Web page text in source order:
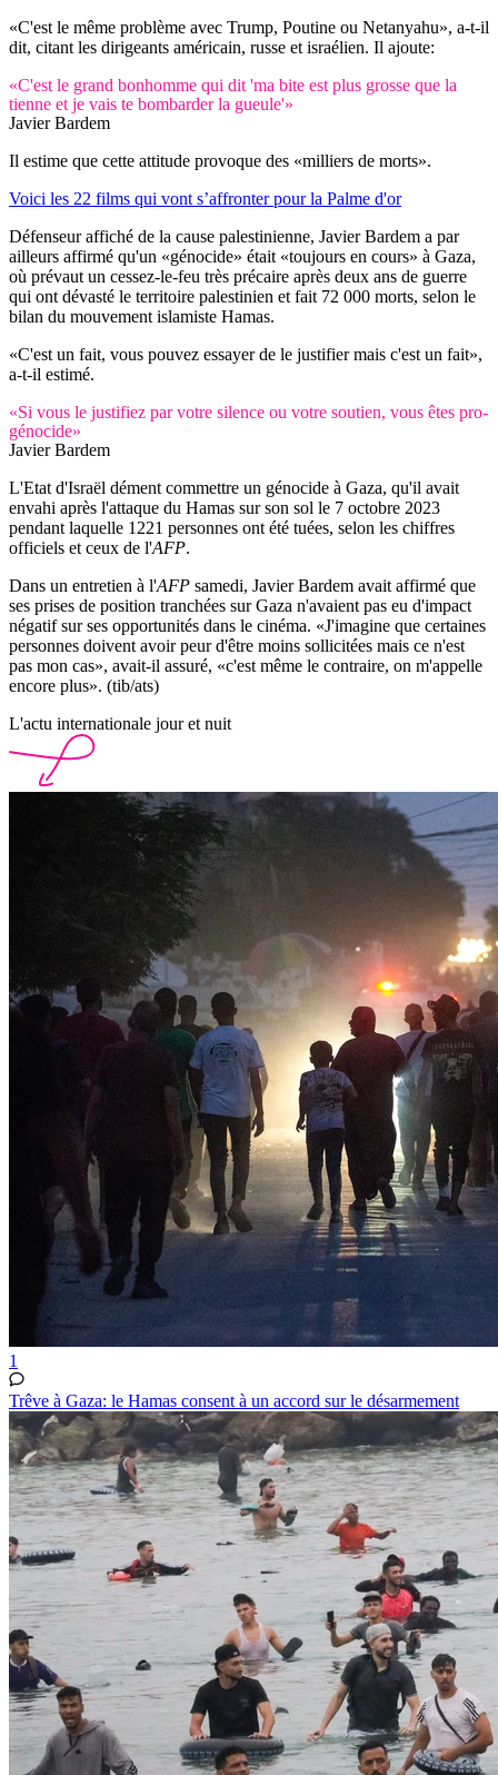
«C'est le même problème avec Trump, Poutine ou Netanyahu», a-t-il
dit, citant les dirigeants américain, russe et israélien. Il ajoute:
«C'est le grand bonhomme qui dit 'ma bite est plus grosse que la
tienne et je vais te bombarder la gueule'»
Javier Bardem
Il estime que cette attitude provoque des «milliers de morts».
Voici les 22 films qui vont s’affronter pour la Palme d'or
Défenseur affiché de la cause palestinienne, Javier Bardem a par
ailleurs affirmé qu'un «génocide» était «toujours en cours» à Gaza,
où prévaut un cessez-le-feu très précaire après deux ans de guerre
qui ont dévasté le territoire palestinien et fait 72 000 morts, selon le
bilan du mouvement islamiste Hamas.
«C'est un fait, vous pouvez essayer de le justifier mais c'est un fait»,
a-t-il estimé.
«Si vous le justifiez par votre silence ou votre soutien, vous êtes pro-
génocide»
Javier Bardem
L'Etat d'Israël dément commettre un génocide à Gaza, qu'il avait
envahi après l'attaque du Hamas sur son sol le 7 octobre 2023
pendant laquelle 1221 personnes ont été tuées, selon les chiffres
officiels et ceux de l'AFP.
Dans un entretien à l'AFP samedi, Javier Bardem avait affirmé que
ses prises de position tranchées sur Gaza n'avaient pas eu d'impact
négatif sur ses opportunités dans le cinéma. «J'imagine que certaines
personnes doivent avoir peur d'être moins sollicitées mais ce n'est
pas mon cas», avait-il assuré, «c'est même le contraire, on m'appelle
encore plus». (tib/ats)
L'actu internationale jour et nuit
1
Trêve à Gaza: le Hamas consent à un accord sur le désarmement